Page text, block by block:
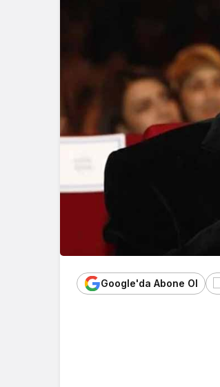
Google'da Abone Ol